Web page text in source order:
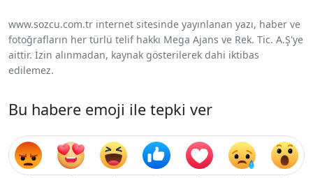
www.sozcu.com.tr internet sitesinde yayınlanan yazı, haber ve
fotoğrafların her türlü telif hakkı Mega Ajans ve Rek. Tic. A.Ş'ye
aittir. İzin alınmadan, kaynak gösterilerek dahi iktibas
edilemez.
Bu habere emoji ile tepki ver